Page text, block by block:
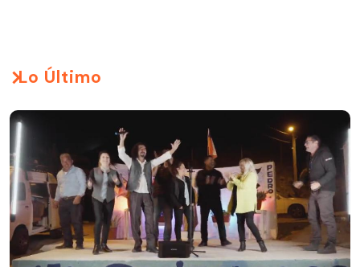
Lo Último